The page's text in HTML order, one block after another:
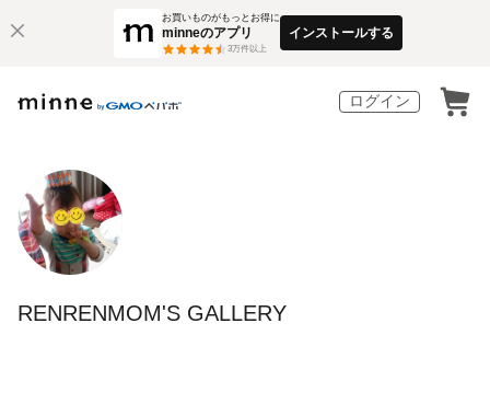
お買いものがもっとお得に
minneのアプリ
3万件以上
インストールする
ログイン
RENRENMOM'S GALLERY